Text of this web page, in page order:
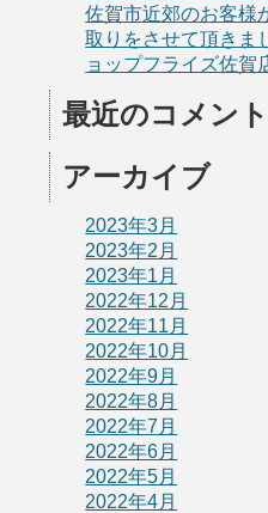
佐賀市近郊のお客様
取りをさせて頂きま
ョップフライズ佐賀
最近のコメント
アーカイブ
2023年3月
2023年2月
2023年1月
2022年12月
2022年11月
2022年10月
2022年9月
2022年8月
2022年7月
2022年6月
2022年5月
2022年4月